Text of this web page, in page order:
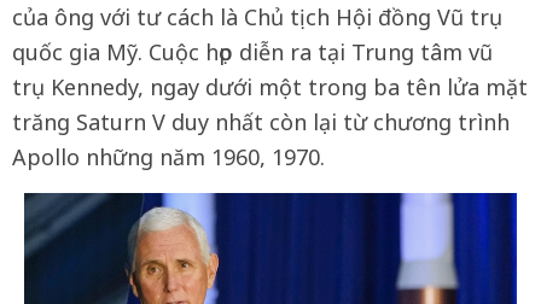
của ông với tư cách là Chủ tịch Hội đồng Vũ trụ
quốc gia Mỹ. Cuộc họp diễn ra tại Trung tâm vũ
trụ Kennedy, ngay dưới một trong ba tên lửa mặt
trăng Saturn V duy nhất còn lại từ chương trình
Apollo những năm 1960, 1970.